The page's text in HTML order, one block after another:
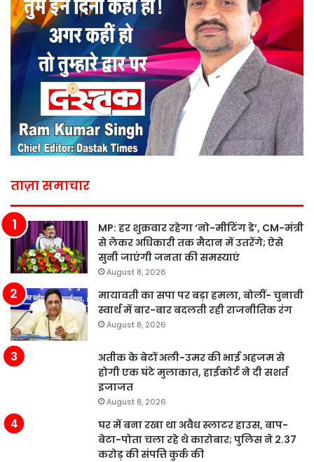
ताज़ा समाचार
MP: हर शुक्रवार रहेगा ‘नो-मीटिंग डे’, CM-मंत्री
से लेकर अधिकारी तक मैदान में उतरेंगे; ऐसे
सुनी जाएंगी जनता की समस्याएं
August 8, 2026
मायावती का सपा पर बड़ा हमला, बोलीं- चुनावी
स्वार्थ में बार-बार बदलती रही राजनीतिक रंग
August 8, 2026
अतीक के बेटों अली-उमर की भाई अहजम से
होगी एक घंटे मुलाकात, हाईकोर्ट ने दी सशर्त
इजाजत
August 8, 2026
घर में बना रखा था अवैध स्लाटर हाउस, बाप-
बेटा-पोता चला रहे थे कारोबार; पुलिस ने 2.37
करोड़ की संपत्ति कुर्क की